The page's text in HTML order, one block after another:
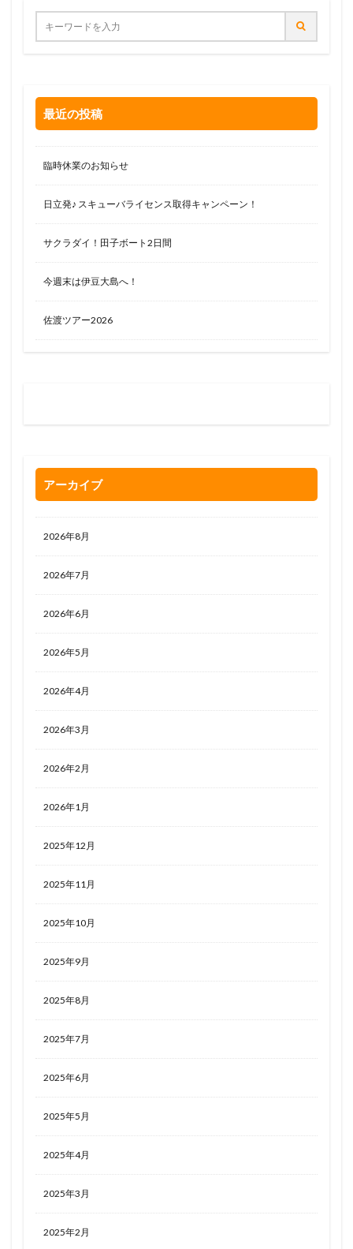
最近の投稿
臨時休業のお知らせ
日立発♪ スキューバライセンス取得キャンペーン！
サクラダイ！田子ボート2日間
今週末は伊豆大島へ！
佐渡ツアー2026
アーカイブ
2026年8月
2026年7月
2026年6月
2026年5月
2026年4月
2026年3月
2026年2月
2026年1月
2025年12月
2025年11月
2025年10月
2025年9月
2025年8月
2025年7月
2025年6月
2025年5月
2025年4月
2025年3月
2025年2月